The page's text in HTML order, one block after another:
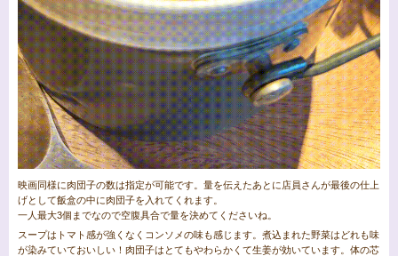
映画同様に肉団子の数は指定が可能です。量を伝えたあとに店員さんが最後の仕上
げとして飯盒の中に肉団子を入れてくれます。
一人最大3個までなので空腹具合で量を決めてくださいね。
スープはトマト感が強くなくコンソメの味も感じます。煮込まれた野菜はどれも味
が染みていておいしい！肉団子はとてもやわらかくて生姜が効いています。体の芯